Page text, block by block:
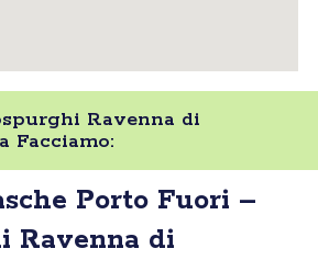
Ravenna di
Facciamo:
Porto Fuori –
Ravenna di